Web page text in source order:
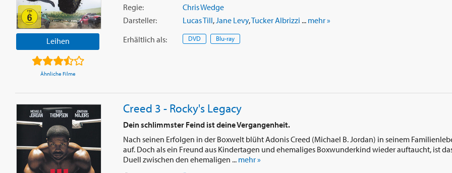
Leihen
Ähnliche Filme
Regie:
Chris Wedge
Darsteller:
Lucas Till, Jane Levy,Tucker Albrizzi ... mehr »
Erhältlich als: DVD Blu-ray
Creed 3 - Rocky's Legacy
Dein schlimmster Feind ist deine Vergangenheit.
Nach seinen Erfolgen in der Boxwelt blüht Adonis Creed (Michael B. Jordan) in seinem
auf. Doch als ein Freund aus Kindertagen und ehemaliges Boxwunderkind wieder auftaucht, ist
Duell zwischen den ehemaligen ... mehr »